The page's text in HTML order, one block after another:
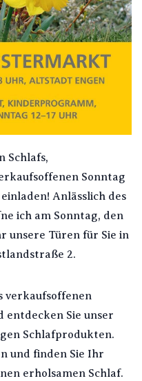
Schlafs,
Sonntag
Anlässlich des
ich am Sonntag, den
unsere Türen für Sie in
2.
verkaufsoffenen
entdecken Sie unser
Schlafprodukten.
und finden Sie Ihr
erholsamen Schlaf.